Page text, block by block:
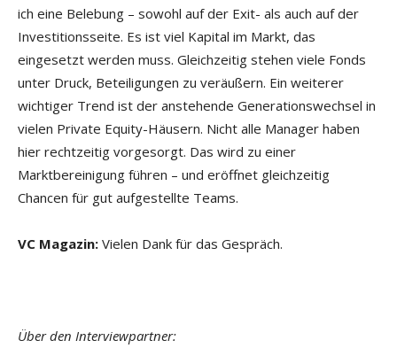
ich eine Belebung – sowohl auf der Exit- als auch auf der
Investitionsseite. Es ist viel Kapital im Markt, das
eingesetzt werden muss. Gleichzeitig stehen viele Fonds
unter Druck, Beteiligungen zu veräußern. Ein weiterer
wichtiger Trend ist der anstehende Generationswechsel in
vielen Private Equity-Häusern. Nicht alle Manager haben
hier rechtzeitig vorgesorgt. Das wird zu einer
Marktbereinigung führen – und eröffnet gleichzeitig
Chancen für gut aufgestellte Teams.
VC Magazin: Vielen Dank für das Gespräch.
Über den Interviewpartner: